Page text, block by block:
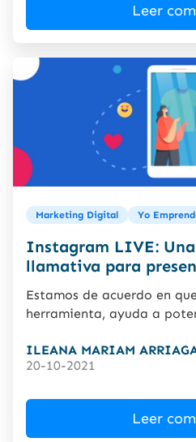
Leer
Marketing Digital Yo
Instagram LIVE:
llamativa para
Estamos de acuerdo en
herramienta, ayuda a
ILEANA MARIAM
20-10-2021
Leer